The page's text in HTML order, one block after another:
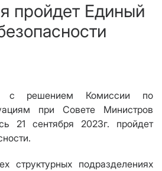
пройдет Единый
с решением Комиссии по
при Совете Министров
21 сентября 2023г. пройдет
структурных подразделениях